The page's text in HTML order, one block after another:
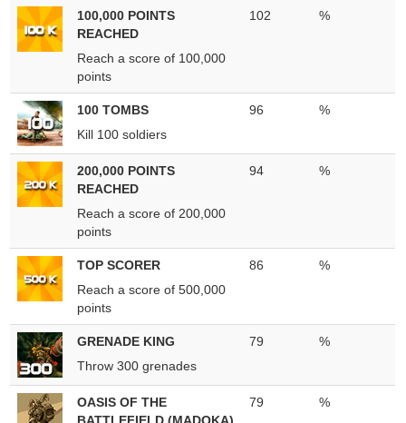
100,000 POINTS
REACHED
Reach a score of 100,000
points
102 %
100 TOMBS
Kill 100 soldiers
96 %
200,000 POINTS
REACHED
Reach a score of 200,000
points
94 %
TOP SCORER
Reach a score of 500,000
points
86 %
GRENADE KING
Throw 300 grenades
79 %
OASIS OF THE
79 %